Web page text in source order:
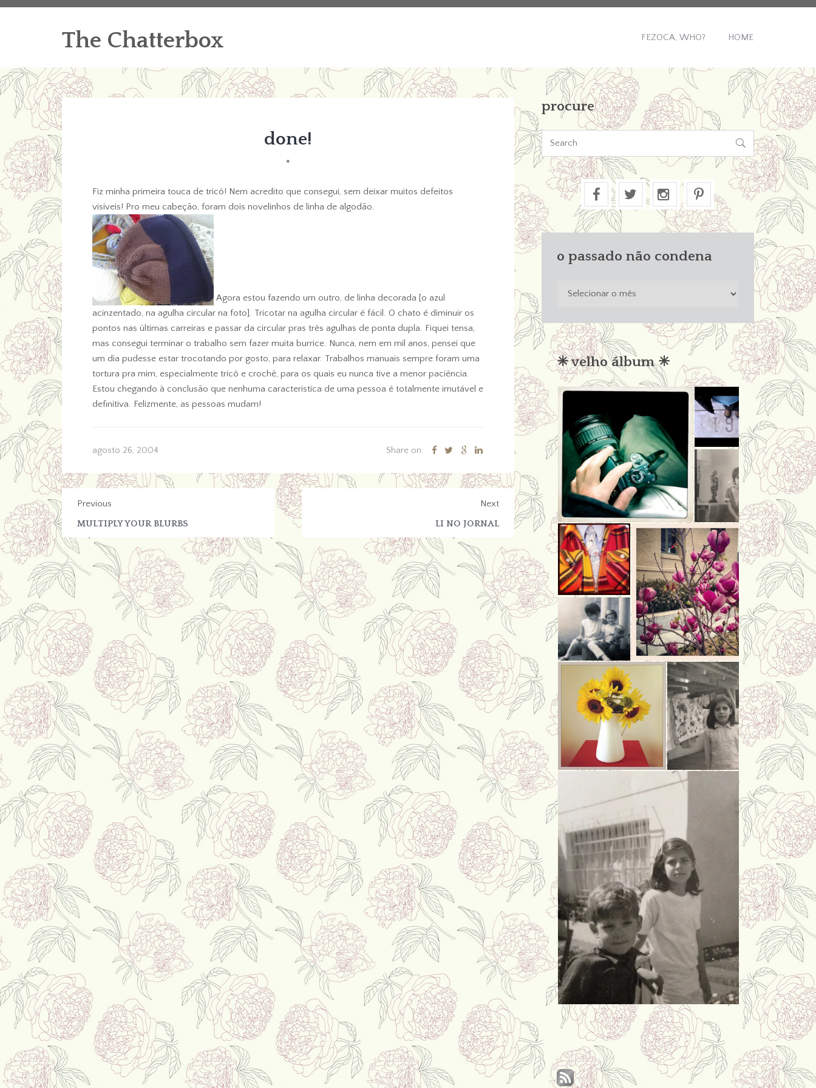
The Chatterbox FEZOCA, WHO? HOME
done!
*
Fiz minha primeira touca de tricô! Nem acredito que consegui, sem deixar muitos defeitos
visíveis! Pro meu cabeção, foram dois novelinhos de linha de algodão.
Agora estou fazendo um outro, de linha decorada [o azul
acinzentado, na agulha circular na foto]. Tricotar na agulha circular é fácil. O chato é diminuir os
pontos nas últimas carreiras e passar da circular pras três agulhas de ponta dupla. Fiquei tensa,
mas consegui terminar o trabalho sem fazer muita burrice. Nunca, nem em mil anos, pensei que
um dia pudesse estar trocotando por gosto, para relaxar. Trabalhos manuais sempre foram uma
tortura pra mim, especialmente tricô e crochê, para os quais eu nunca tive a menor paciência.
Estou chegando à conclusão que nenhuma caracteristica de uma pessoa é totalmente imutável e
definitiva. Felizmente, as pessoas mudam!
agosto 26, 2004 Share on:
Previous
MULTIPLY YOUR BLURBS
Next
LI NO JORNAL
procure

o passado não condena
condena
✳︎ velho álbum ✳︎